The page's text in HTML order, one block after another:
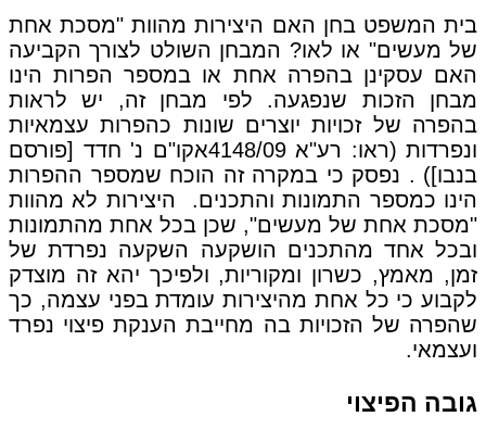
בית המשפט בחן האם היצירות מהוות "מסכת אחת
של מעשים" או לאו? המבחן השולט לצורך הקביעה
האם עסקינן בהפרה אחת או במספר הפרות הינו
מבחן הזכות שנפגעה. לפי מבחן זה, יש לראות
בהפרה של זכויות יוצרים שונות כהפרות עצמאיות
ונפרדות (ראו: רע"א 4148/09אקו"ם נ' חדד [פורסם
בנבו]) . נפסק כי במקרה זה הוכח שמספר ההפרות
הינו כמספר התמונות והתכנים. היצירות לא מהוות
"מסכת אחת של מעשים", שכן בכל אחת מהתמונות
ובכל אחד מהתכנים הושקעה השקעה נפרדת של
זמן, מאמץ, כשרון ומקוריות, ולפיכך יהא זה מוצדק
לקבוע כי כל אחת מהיצירות עומדת בפני עצמה, כך
שהפרה של הזכויות בה מחייבת הענקת פיצוי נפרד
ועצמאי.
גובה הפיצוי